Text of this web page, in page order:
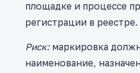
площадке и процессе
регистрации в реестре.
Риск:маркировка
наименование,